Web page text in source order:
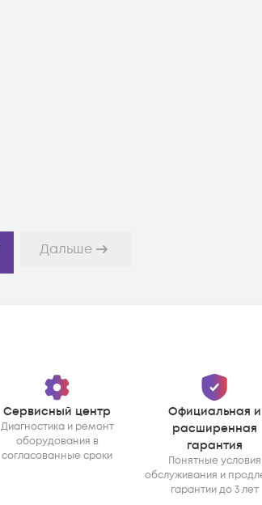
Дальше
Сервисный центр
Диагностика и ремонт
оборудования в
согласованные сроки
Официальная и
расширенная
гарантия
Понятные условия
обслуживания и
гарантии до 3 лет